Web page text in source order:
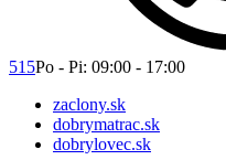
515Po - Pi: 09:00 - 17:00
zaclony.sk
dobrymatrac.sk
dobrylovec.sk